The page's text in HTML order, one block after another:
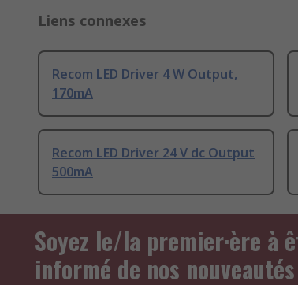
Liens connexes
Recom LED Driver 4 W Output,
170mA
Recom LED Driver 24 V dc Output
500mA
Soyez le/la premier·ère à
informé de nos nouveautés